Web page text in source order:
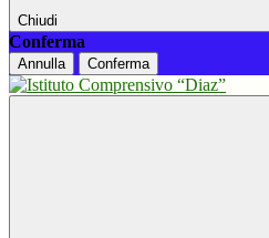
Chiudi
Conferma
Annulla Conferma